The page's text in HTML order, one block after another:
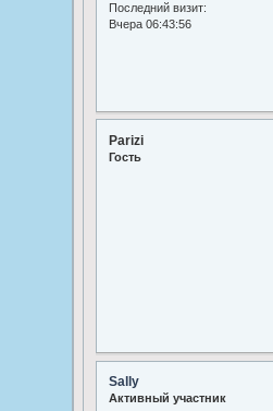
Последний визит:
Вчера 06:43:56
Parizi
Гость
Sally
Активный участник